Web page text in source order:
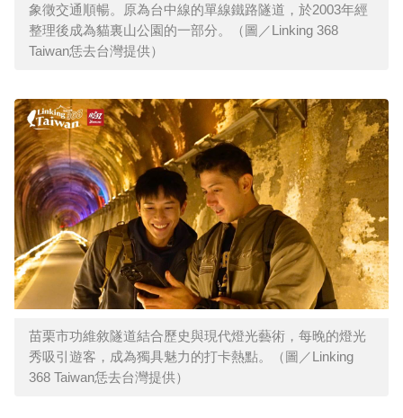
象徵交通順暢。原為台中線的單線鐵路隧道，於2003年經
整理後成為貓裏山公園的一部分。（圖／Linking 368
Taiwan恁去台灣提供）
苗栗市功維敘隧道結合歷史與現代燈光藝術，每晚的燈光
秀吸引遊客，成為獨具魅力的打卡熱點。（圖／Linking
368 Taiwan恁去台灣提供）